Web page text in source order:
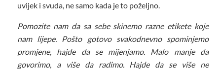
uvijek i svuda, ne samo kada je to poželjno.
Pomozite nam da sa sebe skinemo razne etikete koje
nam lijepe. Pošto gotovo svakodnevno spominjemo
promjene, hajde da se mijenjamo. Malo manje da
govorimo, a više da radimo. Hajde da se više ne